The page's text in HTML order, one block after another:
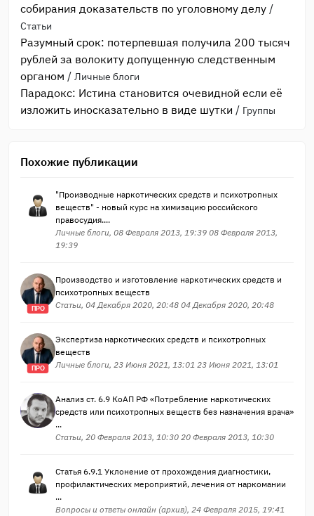
собирания доказательств по уголовному делу /
Статьи
Разумный срок: потерпевшая получила 200 тысяч
рублей за волокиту допущенную следственным
органом / Личные блоги
Парадокс: Истина становится очевидной если её
изложить иносказательно в виде шутки / Группы
Похожие публикации
"Производные наркотических средств и психотропных
веществ" - новый курс на химизацию российского
правосудия....
Личные блоги, 08 Февраля 2013, 19:39 08 Февраля 2013,
19:39
ПРО
Производство и изготовление наркотических средств и
психотропных веществ
Статьи, 04 Декабря 2020, 20:48 04 Декабря 2020, 20:48
ПРО
Экспертиза наркотических средств и психотропных
веществ
Личные блоги, 23 Июня 2021, 13:01 23 Июня 2021, 13:01
Анализ ст. 6.9 КоАП РФ «Потребление наркотических
средств или психотропных веществ без назначения врача»
...
Статьи, 20 Февраля 2013, 10:30 20 Февраля 2013, 10:30
Статья 6.9.1 Уклонение от прохождения диагностики,
профилактических мероприятий, лечения от наркомании
...
Вопросы и ответы онлайн (архив), 24 Февраля 2015, 19:41